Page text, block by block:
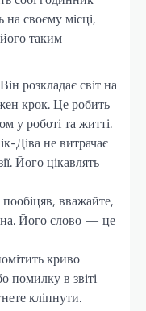
своєму місці,
таким
Він розкладає світ на
крок. Це робить
у роботі та житті.
Діва не витрачає
Його цікавлять
вважайте,
Його слово — це
криво
помилку в звіті
кліпнути.